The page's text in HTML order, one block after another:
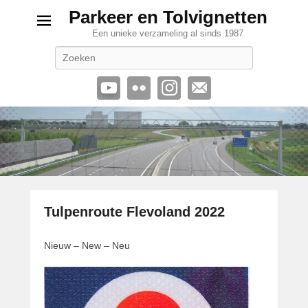
Parkeer en Tolvignetten
Een unieke verzameling al sinds 1987
Tulpenroute Flevoland 2022
e
l
a
Nieuw – New – Neu